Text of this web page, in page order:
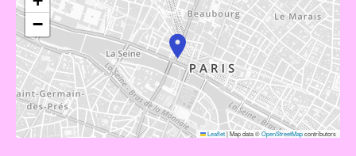
−
Leaflet|Map data ©OpenStreetMapcontributors